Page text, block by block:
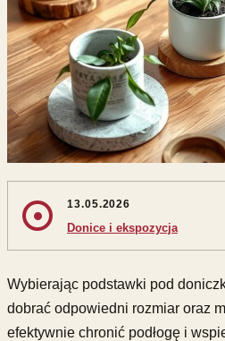
13.05.2026
Donice i ekspozycja
Wybierając podstawki pod
dobrać odpowiedni rozmiar oraz
efektywnie chronić podłogę i